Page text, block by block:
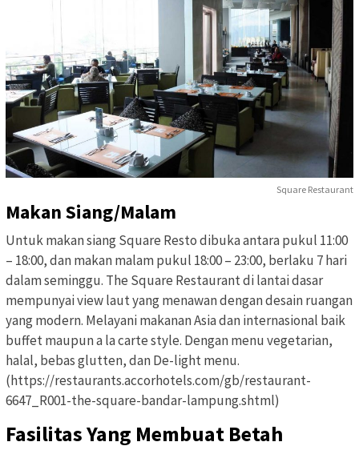
Square Restaurant
Makan Siang/Malam
Untuk makan siang Square Resto dibuka antara pukul 11:00
– 18:00, dan makan malam pukul 18:00 – 23:00, berlaku 7 hari
dalam seminggu. The Square Restaurant di lantai dasar
mempunyai view laut yang menawan dengan desain ruangan
yang modern. Melayani makanan Asia dan internasional baik
buffet maupun a la carte style. Dengan menu vegetarian,
halal, bebas glutten, dan De-light menu.
(https://restaurants.accorhotels.com/gb/restaurant-
6647_R001-the-square-bandar-lampung.shtml)
Fasilitas Yang Membuat Betah